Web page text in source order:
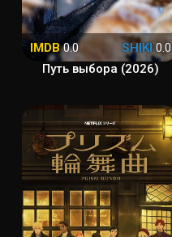
IMDB0.0 SHIKI0.0
Путь выбора (2026)